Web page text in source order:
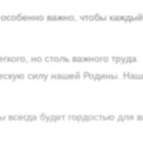
важно, чтобы
но столь важного труда
силу нашей Родины.
будет гордостью для